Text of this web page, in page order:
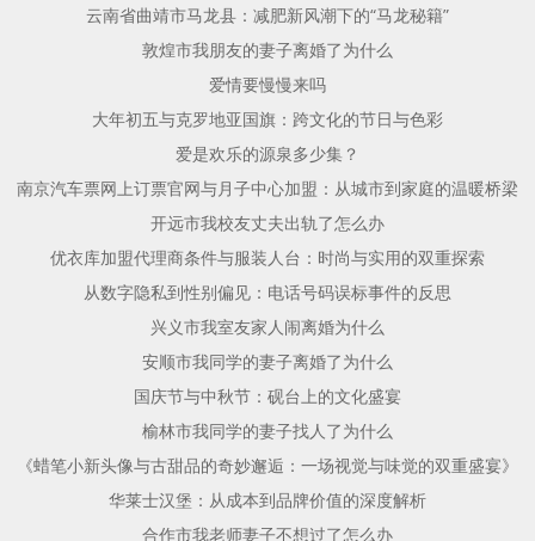
云南省曲靖市马龙县：减肥新风潮下的“马龙秘籍”
敦煌市我朋友的妻子离婚了为什么
爱情要慢慢来吗
大年初五与克罗地亚国旗：跨文化的节日与色彩
爱是欢乐的源泉多少集？
南京汽车票网上订票官网与月子中心加盟：从城市到家庭的温暖桥梁
开远市我校友丈夫出轨了怎么办
优衣库加盟代理商条件与服装人台：时尚与实用的双重探索
从数字隐私到性别偏见：电话号码误标事件的反思
兴义市我室友家人闹离婚为什么
安顺市我同学的妻子离婚了为什么
国庆节与中秋节：砚台上的文化盛宴
榆林市我同学的妻子找人了为什么
《蜡笔小新头像与古甜品的奇妙邂逅：一场视觉与味觉的双重盛宴》
华莱士汉堡：从成本到品牌价值的深度解析
合作市我老师妻子不想过了怎么办